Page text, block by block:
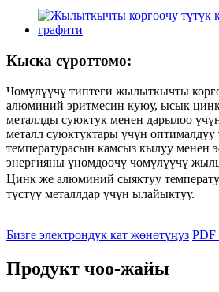
Кыска сүрөттөмө:
Чөмүлүүчү типтеги жылыткычты
алюминий эритмесин куюу, ысык
металлды суюктук менен дарылоо
металл суюктуктары үчүн оптималдуу
температурасын камсыз кылуу менен
энергияны үнөмдөөчү чөмүлүүчү
Цинк же алюминий сыяктуу
түстүү металлдар үчүн ылайыктуу.
Бизге электрондук кат жөнөтүңүз PDF
Продукт чоо-жайы